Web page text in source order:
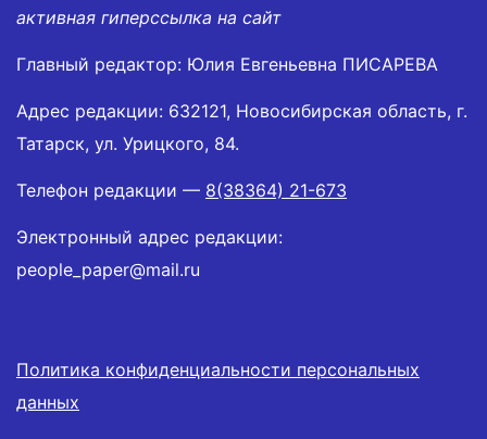
активная гиперссылка на сайт
Главный редактор: Юлия Евгеньевна ПИСАРЕВА
Адрес редакции: 632121, Новосибирская область, г.
Татарск, ул. Урицкого, 84.
Телефон редакции — 8(38364) 21-673
Электронный адрес редакции:
people_paper@mail.ru
Политика конфиденциальности персональных
данных